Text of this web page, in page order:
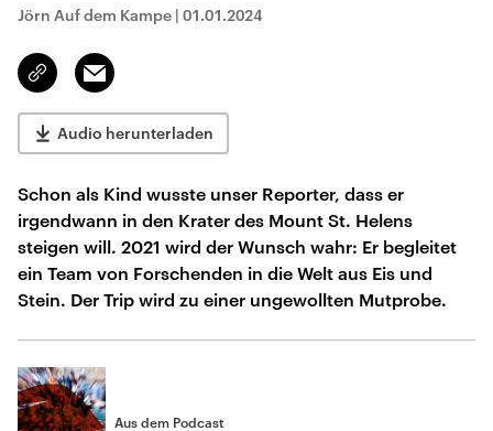
Jörn Auf dem Kampe | 01.01.2024
Link
kopieren/teilen
Email
Audio herunterladen
Schon als Kind wusste unser Reporter, dass er
irgendwann in den Krater des Mount St. Helens
steigen will. 2021 wird der Wunsch wahr: Er begleitet
ein Team von Forschenden in die Welt aus Eis und
Stein. Der Trip wird zu einer ungewollten Mutprobe.
Aus dem Podcast